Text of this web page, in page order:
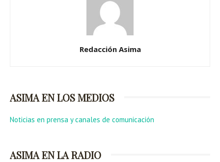
Redacción Asima
ASIMA EN LOS MEDIOS
Noticias en prensa y canales de comunicación
ASIMA EN LA RADIO